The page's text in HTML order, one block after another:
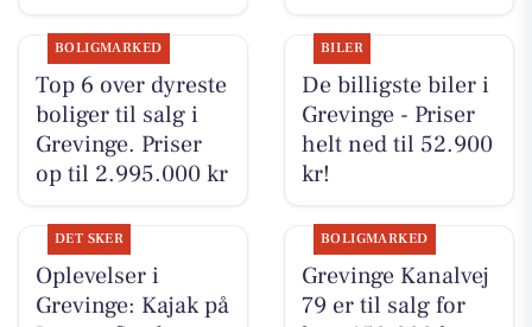
BOLIGMARKED
Top 6 over dyreste
boliger til salg i
Grevinge. Priser
op til 2.995.000 kr
BILER
De billigste biler i
Grevinge - Priser
helt ned til 52.900
kr!
DET SKER
Oplevelser i
Grevinge: Kajak på
BOLIGMARKED
Grevinge Kanalvej
79 er til salg for